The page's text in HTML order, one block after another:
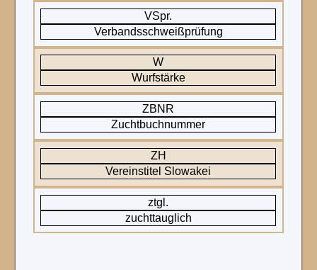
VSpr.
Verbandsschweißprüfung
W
Wurfstärke
ZBNR
Zuchtbuchnummer
ZH
Vereinstitel Slowakei
ztgl.
zuchttauglich